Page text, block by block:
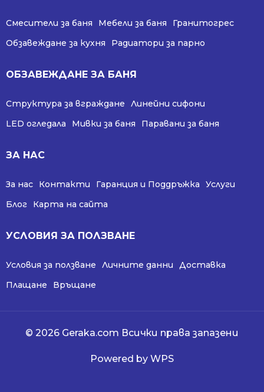
Смесители за баня Мебели за баня
Гранитогрес
Обзавеждане за кухня
Радиатори за парно
ОБЗАВЕЖДАНЕ ЗА БАНЯ
Структура за вграждане
Линейни сифони
LED огледала
Мивки за баня Паравани за баня
ЗА НАС
За нас Контакти Гаранция и Поддръжка
Услуги
Блог
Карта на сайта
УСЛОВИЯ ЗА ПОЛЗВАНЕ
Условия за ползване Личните данни
Доставка
Плащане
Връщане
© 2026 Geraka.com Всички права запазени
Powered by WPS